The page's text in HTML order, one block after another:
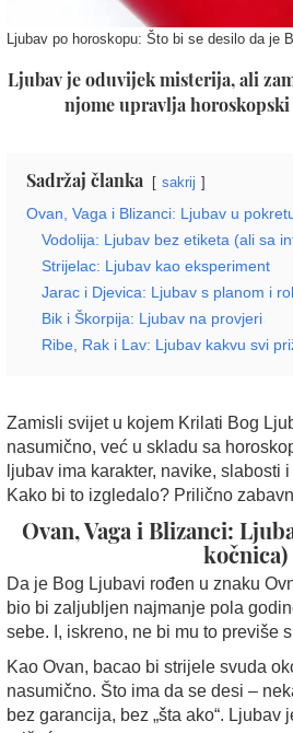
Ljubav po horoskopu: Što bi se desilo da je
Ljubav je oduvijek misterija, ali
njome upravlja horoskopski
Sadržaj članka sakrij
Ovan, Vaga i Blizanci: Ljubav u
Vodolija: Ljubav bez etiketa (ali sa
Strijelac: Ljubav kao eksperiment
Jarac i Djevica: Ljubav s planom i
Bik i Škorpija: Ljubav na provjeri
Ribe, Rak i Lav: Ljubav kakvu svi
Zamisli svijet u kojem Krilati Bog
nasumično, već u skladu sa
ljubav ima karakter, navike, slabosti
Kako bi to izgledalo? Prilično
Ovan, Vaga i Blizanci:
kočnica)
Da je Bog Ljubavi rođen u znaku
bio bi zaljubljen najmanje pola
sebe. I, iskreno, ne bi mu to previše
Kao Ovan, bacao bi strijele svuda
nasumično. Što ima da se desi –
bez garancija, bez „šta ako“. Ljubav